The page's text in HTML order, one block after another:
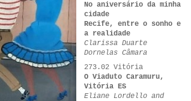
No aniversário da minha
cidade
Recife, entre o sonho e
a realidade
Clarissa Duarte
Dornelas Câmara
273.02 Vitória
O Viaduto Caramuru,
Vitória ES
Eliane Lordello and